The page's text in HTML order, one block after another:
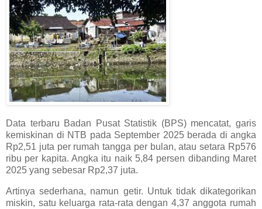
Data terbaru Badan Pusat Statistik (BPS) mencatat, garis
kemiskinan di NTB pada September 2025 berada di angka
Rp2,51 juta per rumah tangga per bulan, atau setara Rp576
ribu per kapita. Angka itu naik 5,84 persen dibanding Maret
2025 yang sebesar Rp2,37 juta.
Artinya sederhana, namun getir. Untuk tidak dikategorikan
miskin, satu keluarga rata-rata dengan 4,37 anggota rumah